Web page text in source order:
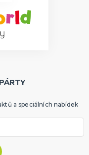
a speciálních nabídek